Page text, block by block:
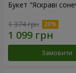
Букет "Яскраві
1 374 грн
Замовити